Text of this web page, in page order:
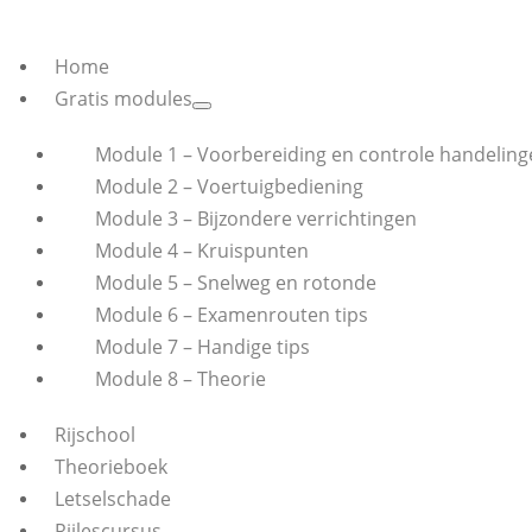
Home
Gratis modules
Module 1 – Voorbereiding en controle
Module 2 – Voertuigbediening
Module 3 – Bijzondere verrichtingen
Module 4 – Kruispunten
Module 5 – Snelweg en rotonde
Module 6 – Examenrouten tips
Module 7 – Handige tips
Module 8 – Theorie
Rijschool
Theorieboek
Letselschade